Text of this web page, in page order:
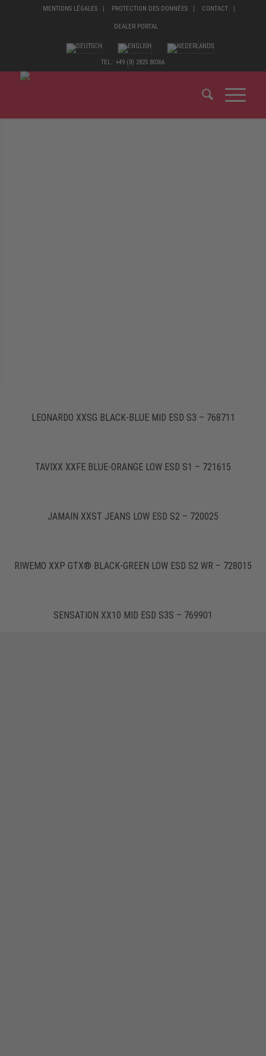
MENTIONS LÉGALES PROTECTION DES DONNÉES CONTACT
DEALER PORTAL
TEL.: +49 (0) 2825 80366
LEONARDO XXSG BLACK-BLUE MID ESD S3 – 768711
TAVIXX XXFE BLUE-ORANGE LOW ESD S1 – 721615
JAMAIN XXST JEANS LOW ESD S2 – 720025
RIWEMO XXP GTX® BLACK-GREEN LOW ESD S2 WR – 728015
SENSATION XX10 MID ESD S3S – 769901